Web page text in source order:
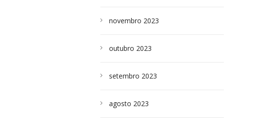
novembro 2023
outubro 2023
setembro 2023
agosto 2023